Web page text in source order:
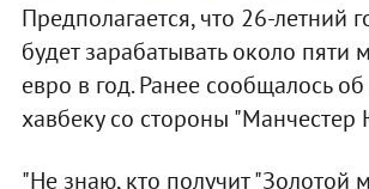
Предполагается, что 26-летний
будет зарабатывать около пяти
евро в год. Ранее сообщалось
хавбеку со стороны "Манчестер
"Не знаю, кто получит "Золотой